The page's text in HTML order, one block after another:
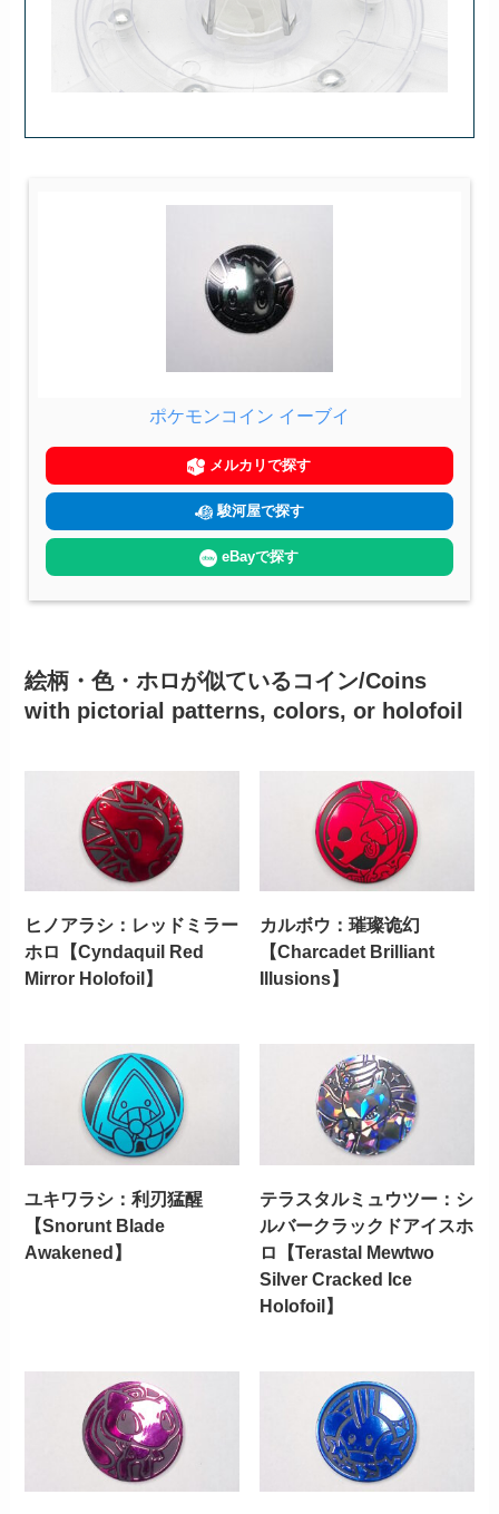
ポケモンコイン イーブイ
メルカリで探す
駿河屋で探す
eBayで探す
絵柄・色・ホロが似ているコイン/Coins
with pictorial patterns, colors, or holofoil
ヒノアラシ：レッドミラー
ホロ【Cyndaquil Red
Mirror Holofoil】
カルボウ：璀璨诡幻
【Charcadet Brilliant
Illusions】
ユキワラシ：利刃猛醒
【Snorunt Blade
Awakened】
テラスタルミュウツー：シ
ルバークラックドアイスホ
ロ【Terastal Mewtwo
Silver Cracked Ice
Holofoil】